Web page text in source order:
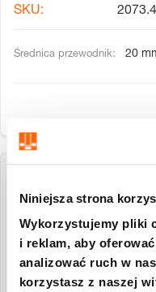
Niniejsza strona
Wykorzystujemy pliki
i reklam, aby
analizować ruch w
korzystasz z naszej
20
25